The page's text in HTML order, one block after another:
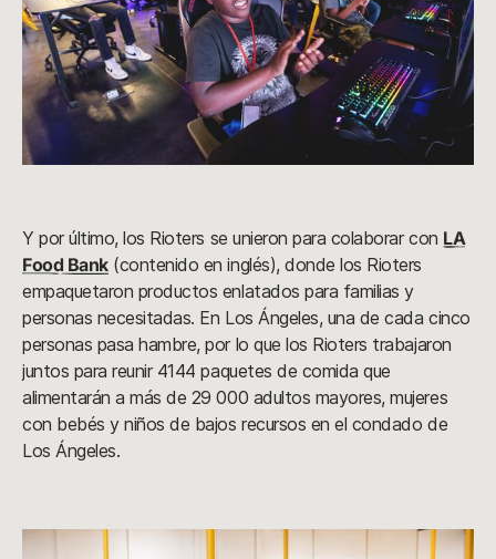
Y por último, los Rioters se unieron para colaborar con LA
Food Bank(contenido en inglés), donde los Rioters
empaquetaron productos enlatados para familias y
personas necesitadas. En Los Ángeles, una de cada cinco
personas pasa hambre, por lo que los Rioters trabajaron
juntos para reunir 4144 paquetes de comida que
alimentarán a más de 29 000 adultos mayores, mujeres
con bebés y niños de bajos recursos en el condado de
Los Ángeles.